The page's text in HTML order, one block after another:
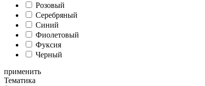
Розовый
Серебряный
Синий
Фиолетовый
Фуксия
Черный
применить
Тематика